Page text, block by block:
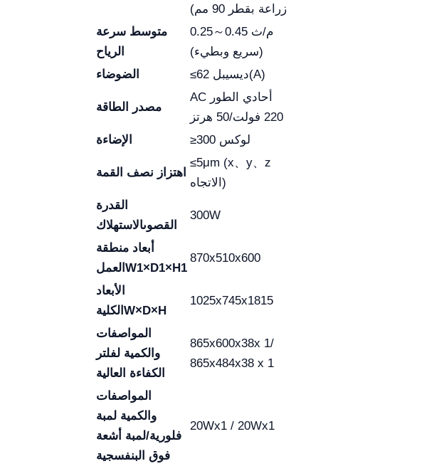
زراعة بقطر 90 مم)
متوسط سرعة
الرياح
0.25～0.45 م/ث
(سريع وبطيء)
الضوضاء
≤62 ديسيبل(A)
مصدر الطاقة
AC أحادي الطور
220 فولت/50 هرتز
الإضاءة
≥300 لوكس
اهتزاز نصف القمة
≤5μm (x、y、z
الاتجاه)
القدرة
القصوىالاستهلاك
300W
أبعاد منطقة
العمل W1×D1×H1
870x510x600
الأبعاد
الكلية W×D×H
1025x745x1815
المواصفات
والكمية لفلتر
الكفاءة العالية
865x600x38x 1/
865x484x38 x 1
المواصفات
والكمية لمبة
فلورية/لمبة أشعة
فوق البنفسجية
20Wx1 / 20Wx1